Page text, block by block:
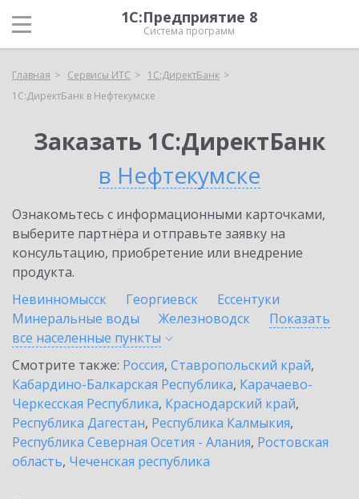
1С:Предприятие 8
Система программ
Главная Сервисы ИТС
1С:ДиректБанк
1С:ДиректБанк в Нефтекумске
Заказать 1С:ДиректБанк
в Нефтекумске
Ознакомьтесь с информационными карточками,
выберите партнёра и отправьте заявку на
консультацию, приобретение или внедрение
продукта.
Невинномысск
Георгиевск
Ессентуки
Минеральные воды
Железноводск
Показать
все населенные пункты
Смотрите также: Россия, Ставропольский край,
Кабардино-Балкарская Республика, Карачаево-
Черкесская Республика, Краснодарский край,
Республика Дагестан, Республика Калмыкия,
Республика Северная Осетия - Алания, Ростовская
область, Чеченская республика